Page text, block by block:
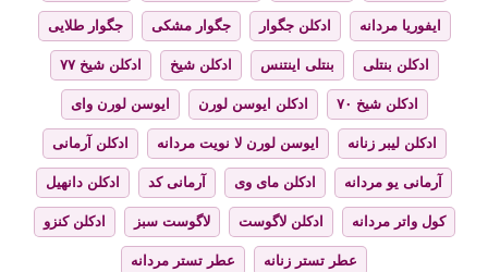
ایفوریا مردانه ادکلن جگوار جگوار مشکی جگوار طلایی
ادکلن بنتلی بنتلی اینتنس ادکلن شیخ ادکلن شیخ ۷۷
ادکلن شیخ ۷۰ ادکلن ایوسن لورن ایوسن لورن وای
ادکلن لیبر زنانه ایوسن لورن لا نویت مردانه ادکلن آرمانی
آرمانی یو مردانه ادکلن مای وی آرمانی کد ادکلن دانهیل
کول واتر مردانه ادکلن لاگوست لاگوست سبز ادکلن کنزو
عطر تستر زنانه عطر تستر مردانه